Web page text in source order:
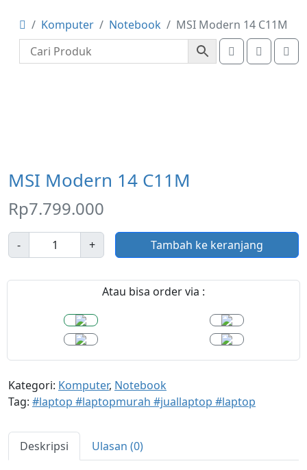
Komputer Notebook
MSI Modern 14 C11M
Account
MSI Modern 14 C11M
Rp7.799.000
-
J
u
+ Tambah ke keranjang
Atau bisa order via :
Kategori: Komputer, Notebook
Tag: #laptop #laptopmurah #juallaptop #laptop
Deskripsi Ulasan (0)